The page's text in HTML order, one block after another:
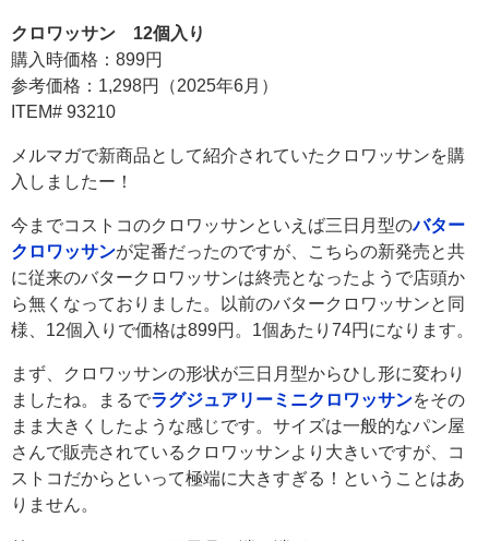
クロワッサン 12個入り
購入時価格：899円
参考価格：1,298円（2025年6月）
ITEM# 93210
メルマガで新商品として紹介されていたクロワッサンを購
入しましたー！
今までコストコのクロワッサンといえば三日月型のバター
クロワッサンが定番だったのですが、こちらの新発売と共
に従来のバタークロワッサンは終売となったようで店頭か
ら無くなっておりました。以前のバタークロワッサンと同
様、12個入りで価格は899円。1個あたり74円になります。
まず、クロワッサンの形状が三日月型からひし形に変わり
ましたね。まるでラグジュアリーミニクロワッサンをその
まま大きくしたような感じです。サイズは一般的なパン屋
さんで販売されているクロワッサンより大きいですが、コ
ストコだからといって極端に大きすぎる！ということはあ
りません。